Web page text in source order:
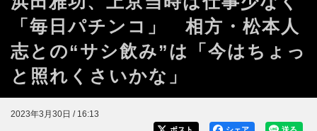
「毎日パチンコ」 相方・松本人
志との“サシ飲み”は「今はちょっ
と照れくさいかな」
2023年3月30日 / 16:13
送る
シェア
ポスト